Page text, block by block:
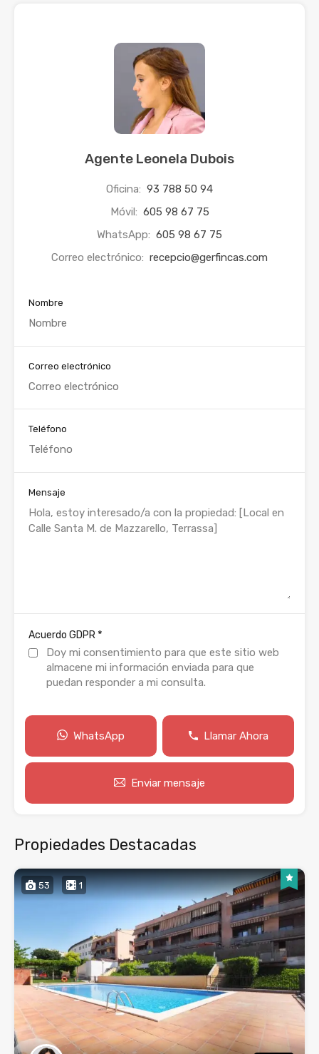
Agente Leonela Dubois
Oficina: 93 788 50 94
Móvil: 605 98 67 75
WhatsApp: 605 98 67 75
Correo electrónico: recepcio@gerfincas.com
Nombre
Correo electrónico
Teléfono
Mensaje
Acuerdo GDPR *
Doy mi consentimiento para que este sitio web
almacene mi información enviada para que
puedan responder a mi consulta.
WhatsApp Llamar Ahora
Enviar mensaje
Propiedades Destacadas
53 1